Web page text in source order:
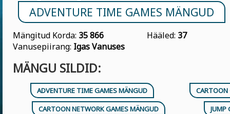
ADVENTURE TIME GAMES MÄNGUD
Mängitud Korda: 35 866 Hääled: 37
Vanusepiirang: Igas Vanuses
MÄNGU SILDID:
ADVENTURE TIME GAMES MÄNGUD
CARTOON
CARTOON NETWORK GAMES MÄNGUD
JUMP